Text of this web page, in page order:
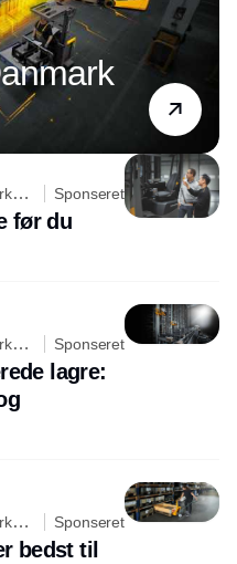
Sponseret
før du
Sponseret
lagre:
Sponseret
bedst til